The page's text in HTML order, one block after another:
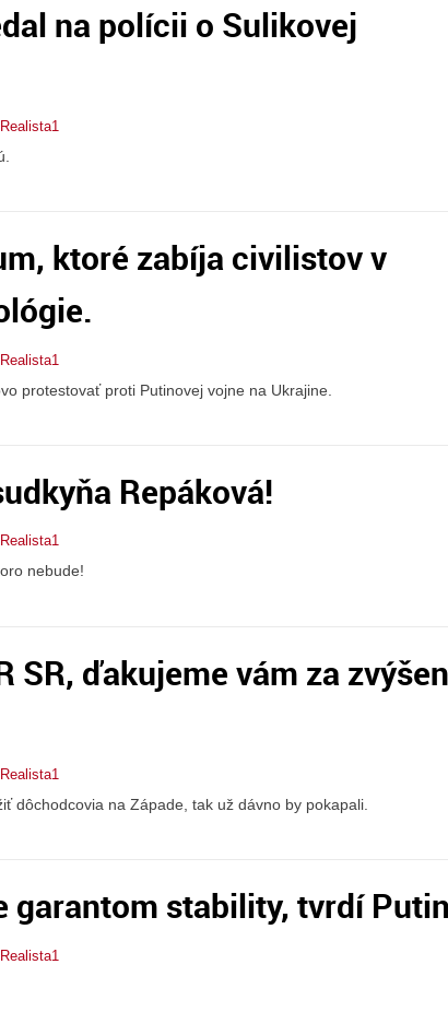
na polícii o Sulikovej
Realista1
ktoré zabíja civilistov v
Realista1
protestovať proti Putinovej vojne na Ukrajine.
Repáková!
Realista1
nebude!
SR, ďakujeme vám za
Realista1
dôchodcovia na Západe, tak už dávno by pokapali.
garantom stability, tvrdí Putin
Realista1